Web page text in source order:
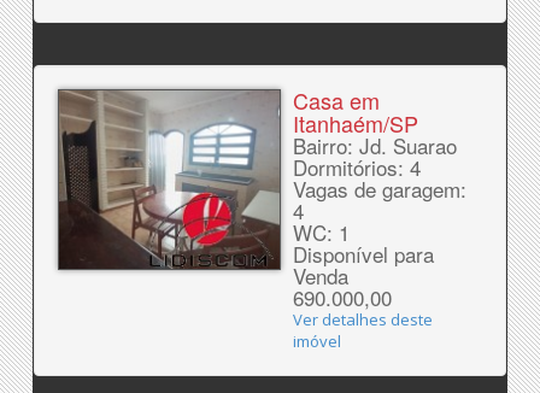
Casa em
Itanhaém/SP
Bairro: Jd. Suarao
Dormitórios: 4
Vagas de garagem:
4
WC: 1
Disponível para
Venda
690.000,00
Ver detalhes deste
imóvel